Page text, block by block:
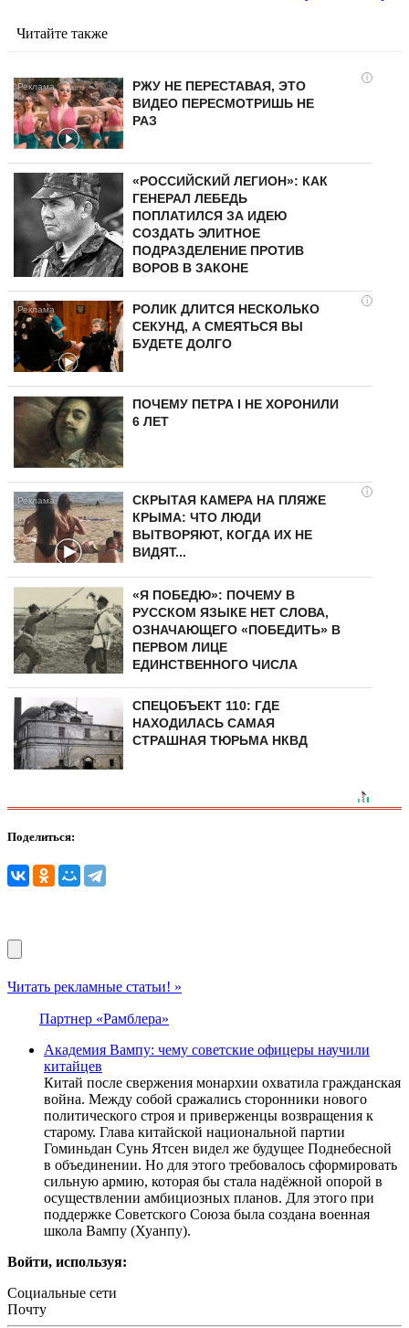
Читайте также
i
РЖУ НЕ ПЕРЕСТАВАЯ, ЭТО
ВИДЕО ПЕРЕСМОТРИШЬ НЕ
РАЗ
«РОССИЙСКИЙ ЛЕГИОН»: КАК
ГЕНЕРАЛ ЛЕБЕДЬ
ПОПЛАТИЛСЯ ЗА ИДЕЮ
СОЗДАТЬ ЭЛИТНОЕ
ПОДРАЗДЕЛЕНИЕ ПРОТИВ
ВОРОВ В ЗАКОНЕ
i
РОЛИК ДЛИТСЯ НЕСКОЛЬКО
СЕКУНД, А СМЕЯТЬСЯ ВЫ
БУДЕТЕ ДОЛГО
ПОЧЕМУ ПЕТРА I НЕ ХОРОНИЛИ
6 ЛЕТ
i
СКРЫТАЯ КАМЕРА НА ПЛЯЖЕ
КРЫМА: ЧТО ЛЮДИ
ВЫТВОРЯЮТ, КОГДА ИХ НЕ
ВИДЯТ...
«Я ПОБЕДЮ»: ПОЧЕМУ В
РУССКОМ ЯЗЫКЕ НЕТ СЛОВА,
ОЗНАЧАЮЩЕГО «ПОБЕДИТЬ» В
ПЕРВОМ ЛИЦЕ
ЕДИНСТВЕННОГО ЧИСЛА
СПЕЦОБЪЕКТ 110: ГДЕ
НАХОДИЛАСЬ САМАЯ
СТРАШНАЯ ТЮРЬМА НКВД
Поделиться:
Читать рекламные статьи! »
Партнер «Рамблера»
Академия Вампу: чему советские офицеры научили
китайцев
Китай после свержения монархии охватила гражданская
война. Между собой сражались сторонники нового
политического строя и приверженцы возвращения к
старому. Глава китайской национальной партии
Гоминьдан Сунь Ятсен видел же будущее Поднебесной
в объединении. Но для этого требовалось сформировать
сильную армию, которая бы стала надёжной опорой в
осуществлении амбициозных планов. Для этого при
поддержке Советского Союза была создана военная
школа Вампу (Хуанпу).
Войти, используя:
Социальные сети
Почту